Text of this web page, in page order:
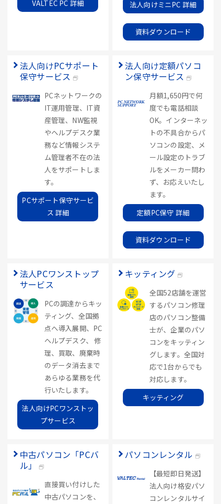
VALTEC PC 詳細
法人向けミニPC 詳細
資料ダウンロード
法人向けPCサポート
保守サービス
PCネットワークの
IT運用管理、IT資
産管理、NW監視
やヘルプデスク業
務など情報システ
ム管理者不在の法
人をサポートしま
す。
PCサポート保守サービ
ス 詳細
法人向け定額パソコ
ン保守サービス
月額1,650円で何
度でも電話相談
OK。インターネッ
トの不具合からパ
ソコンの設定、メ
ール設定のトラブ
ルをメーカー問わ
ず、お応えいたし
ます。
定額PC保守 詳細
資料ダウンロード
法人PCワンストップ
サービス
PCの調達からキッ
ティング、全国拠
点へ導入展開、PC
ヘルプデスク、 修
理、買取、廃棄時
のデータ消去まで
あらゆる業務を代
行いたします。
法人向けPCワンストッ
プサービス
キッティング
全国52店舗を運営
するパソコン修理
店のパソコン整備
士が、企業のパソ
コンをキッティン
グします。全国対
応で1台からでも
対応します。
キッティング
中古パソコン「PCバ
ル」
直接買い付けした
中古パソコンを、
パソコンレンタル
【最短即日発送】
法人向け格安パソ
コンレンタルサイ